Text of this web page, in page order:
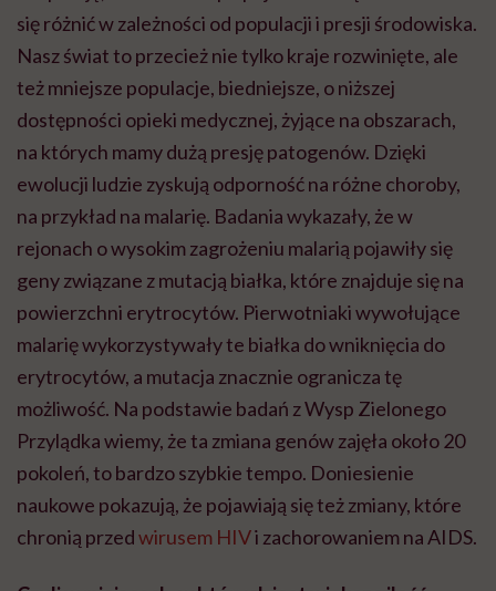
się różnić w zależności od populacji i presji środowiska.
Nasz świat to przecież nie tylko kraje rozwinięte, ale
też mniejsze populacje, biedniejsze, o niższej
dostępności opieki medycznej, żyjące na obszarach,
na których mamy dużą presję patogenów. Dzięki
ewolucji ludzie zyskują odporność na różne choroby,
na przykład na malarię. Badania wykazały, że w
rejonach o wysokim zagrożeniu malarią pojawiły się
geny związane z mutacją białka, które znajduje się na
powierzchni erytrocytów. Pierwotniaki wywołujące
malarię wykorzystywały te białka do wniknięcia do
erytrocytów, a mutacja znacznie ogranicza tę
możliwość. Na podstawie badań z Wysp Zielonego
Przylądka wiemy, że ta zmiana genów zajęła około 20
pokoleń, to bardzo szybkie tempo. Doniesienie
naukowe pokazują, że pojawiają się też zmiany, które
chronią przedwirusem HIVi zachorowaniem na AIDS.